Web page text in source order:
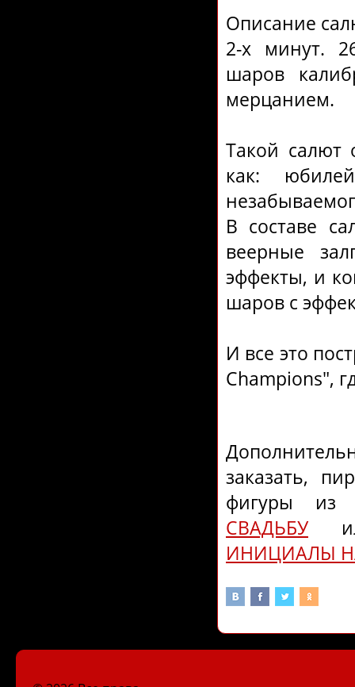
Описание
2-х минут.
шаров
мерцанием.
Такой салют
как:
В составе
веерные
эффекты, и
шаров с
И все это
Champions",
заказать,
фигуры из
СВАДЬБУ
ИНИЦИАЛЫ